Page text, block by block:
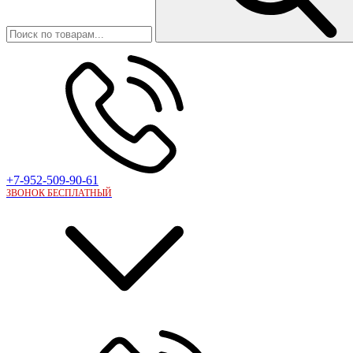
+7-952-509-90-61
ЗВОНОК БЕСПЛАТНЫЙ